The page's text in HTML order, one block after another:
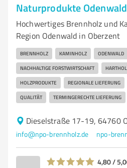
Naturprodukte
Hochwertiges Brennholz und
Region Odenwald in Oberzent
BRENNHOLZ KAMINHOLZ ODENWALD
NACHHALTIGE FORSTWIRTSCHAFT
HOLZPRODUKTE REGIONALE LIEFERUNG
QUALITÄT TERMINGERECHTE LIEFERUNG
Dieselstraße 17-19, 64760
info@npo-brennholz.de npo-
4,80 /